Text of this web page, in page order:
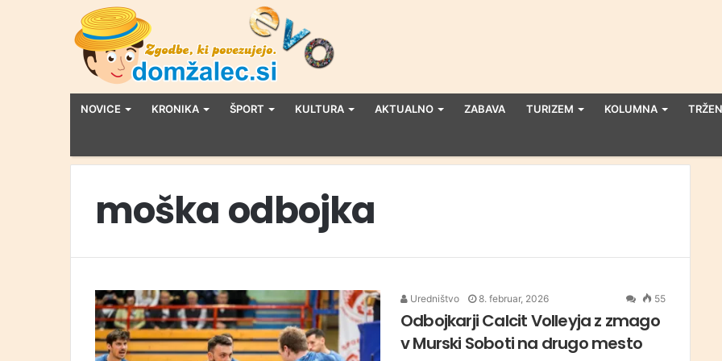
NOVICE KRONIKA ŠPORT KULTURA AKTUALNO ZABAVA TURIZEM KOLUMNA
moška odbojka
Uredništvo 8. februar, 2026 55
Odbojkarji Calcit Volleyja z zmago
v Murski Soboti na drugo mesto